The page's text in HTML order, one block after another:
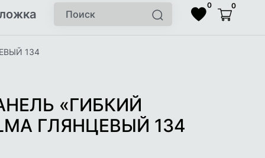
Список
0
Корзина
0
134
«ГИБКИЙ
ГЛЯНЦЕВЫЙ 134